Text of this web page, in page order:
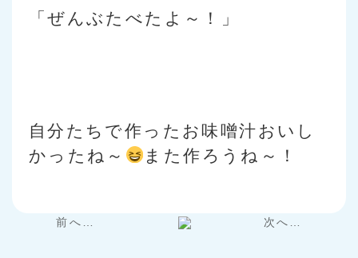
「ぜんぶたべたよ～！」
自分たちで作ったお味噌汁おいし
かったね～
また作ろうね～！
前へ… 次へ…